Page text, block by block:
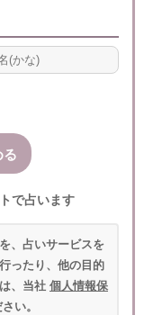
で占います
、占いサービスを
ったり、他の目的
、当社 個人情報保
い。